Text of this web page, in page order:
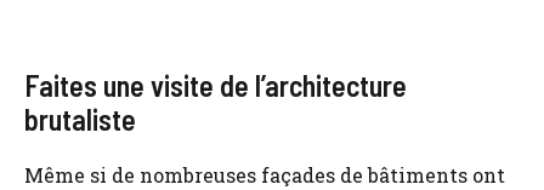
Faites une visite de l’architecture
brutaliste
Même si de nombreuses façades de bâtiments ont